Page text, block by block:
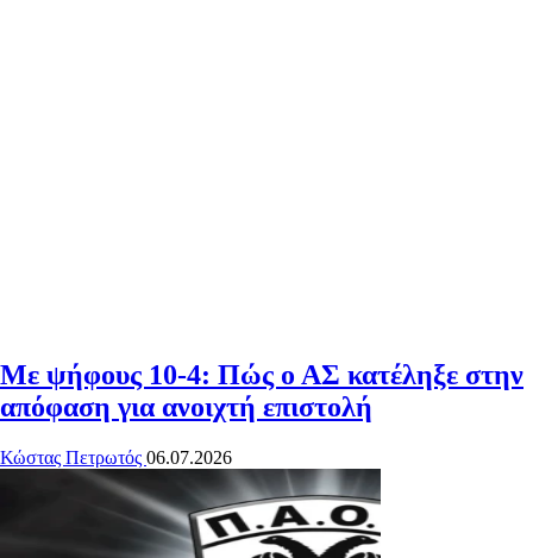
Με ψήφους 10-4: Πώς ο ΑΣ κατέληξε στην
απόφαση για ανοιχτή επιστολή
Κώστας Πετρωτός 06.07.2026